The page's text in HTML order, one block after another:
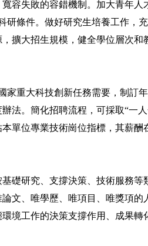
容失敗的容錯機制。加大青年人
條件。做好研究生培養工作，
擴大招生規模，健全學位層次和
大科技創新任務需要，制訂年
法。簡化招聘流程，可採取“一
單位專業技術崗位指標，其薪酬
研究、支撐決策、技術服務等
文、唯學歷、唯項目、唯獎項的
境工作的決策支撐作用、成果轉